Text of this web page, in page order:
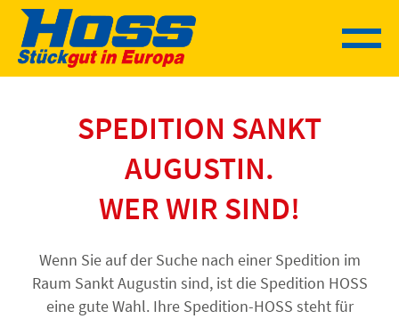
Sprung
zum
Inhalt
SPEDITION SANKT
AUGUSTIN.
WER WIR SIND!
Wenn Sie auf der Suche nach einer Spedition im
Raum Sankt Augustin sind, ist die Spedition HOSS
eine gute Wahl. Ihre Spedition-HOSS steht für